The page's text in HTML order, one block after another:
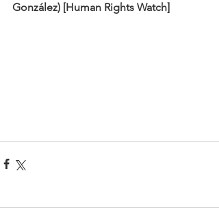
González) [Human Rights Watch]